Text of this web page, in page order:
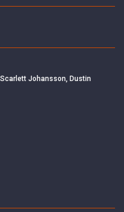
Johansson, Dustin